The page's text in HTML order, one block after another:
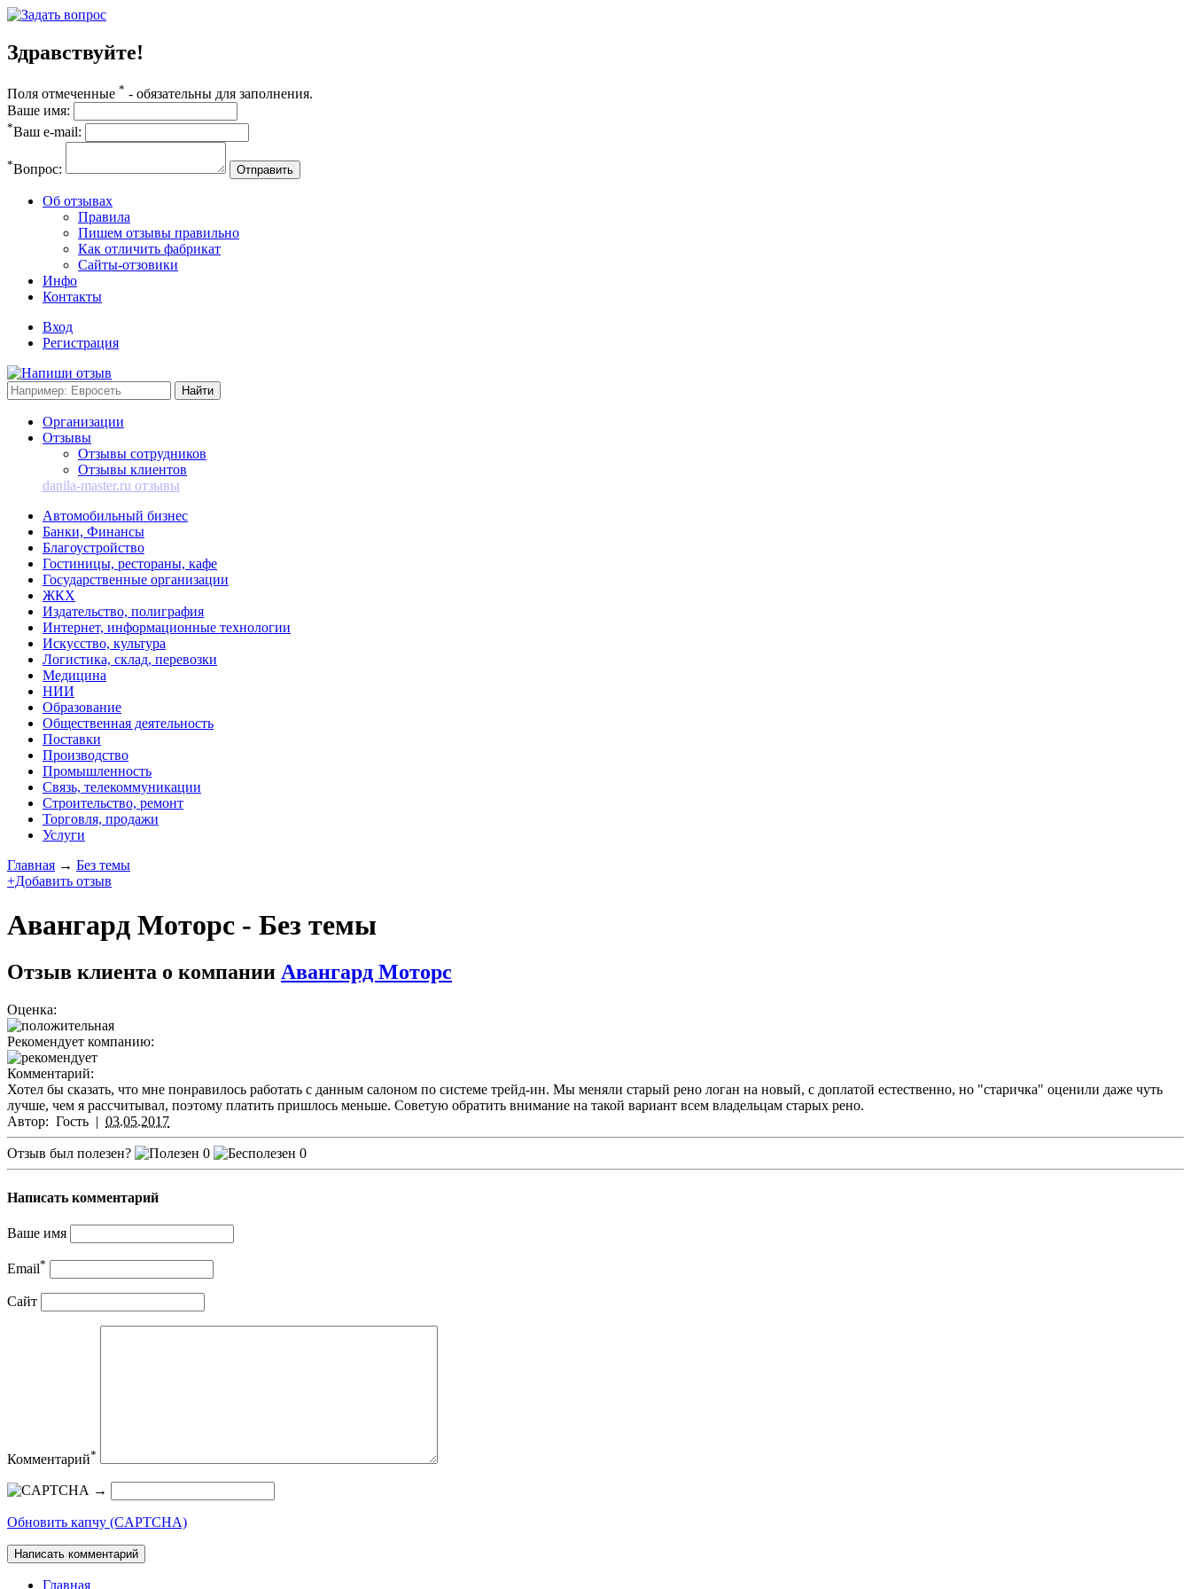
Здравствуйте!
Поля отмеченные * - обязательны для заполнения.
Ваше имя:
*Ваш e-mail:
*Вопрос: Отправить
Об отзывах
Правила
Пишем отзывы правильно
Как отличить фабрикат
Сайты-отзовики
Инфо
Контакты
Вход
Регистрация
Организации
Отзывы
Отзывы сотрудников
Отзывы клиентов
danila-master.ru отзывы
Автомобильный бизнес
Банки, Финансы
Благоустройство
Гостиницы, рестораны, кафе
Государственные организации
ЖКХ
Издательство, полиграфия
Интернет, информационные технологии
Искусство, культура
Логистика, склад, перевозки
Медицина
НИИ
Образование
Общественная деятельность
Поставки
Производство
Промышленность
Связь, телекоммуникации
Строительство, ремонт
Торговля, продажи
Услуги
Главная → Без темы
+Добавить отзыв
Авангард Моторс - Без темы
Отзыв клиента о компании Авангард Моторс
Оценка:
Рекомендует компанию:
Комментарий:
Хотел бы сказать, что мне понравилось работать с данным салоном по системе трейд-ин. Мы меняли старый рено логан на новый, с доплатой естественно, но "старичка" оценили даже чуть
лучше, чем я рассчитывал, поэтому платить пришлось меньше. Советую обратить внимание на такой вариант всем владельцам старых рено.
Автор: Гость | 03.05.2017
Отзыв был полезен? 0 0
Написать комментарий
Ваше имя
Email*
Сайт
Комментарий*
→
Обновить капчу (CAPTCHA)
Главная